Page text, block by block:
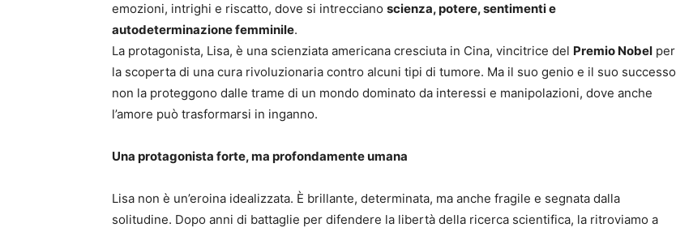
emozioni, intrighi e riscatto, dove si intrecciano scienza, potere, sentimenti e
autodeterminazione femminile.
La protagonista, Lisa, è una scienziata americana cresciuta in Cina, vincitrice del Premio Nobel per
la scoperta di una cura rivoluzionaria contro alcuni tipi di tumore. Ma il suo genio e il suo successo
non la proteggono dalle trame di un mondo dominato da interessi e manipolazioni, dove anche
l’amore può trasformarsi in inganno.
Una protagonista forte, ma profondamente umana
Lisa non è un’eroina idealizzata. È brillante, determinata, ma anche fragile e segnata dalla
solitudine. Dopo anni di battaglie per difendere la libertà della ricerca scientifica, la ritroviamo a